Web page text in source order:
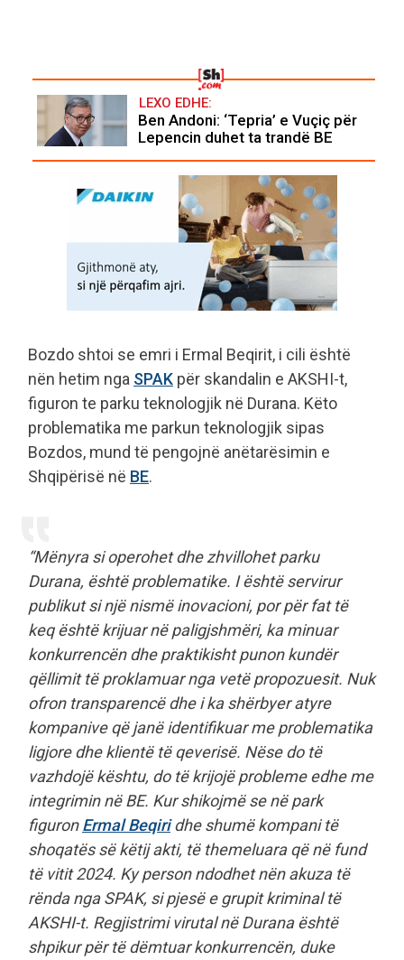
LEXO EDHE:
Ben Andoni: ‘Tepria’ e Vuçiç për
Lepencin duhet ta trandë BE
Bozdo shtoi se emri i Ermal Beqirit, i cili është
nën hetim nga SPAK për skandalin e AKSHI-t,
figuron te parku teknologjik në Durana. Këto
problematika me parkun teknologjik sipas
Bozdos, mund të pengojnë anëtarësimin e
Shqipërisë në BE.
“Mënyra si operohet dhe zhvillohet parku
Durana, është problematike. I është servirur
publikut si një nismë inovacioni, por për fat të
keq është krijuar në paligjshmëri, ka minuar
konkurrencën dhe praktikisht punon kundër
qëllimit të proklamuar nga vetë propozuesit. Nuk
ofron transparencë dhe i ka shërbyer atyre
kompanive që janë identifikuar me problematika
ligjore dhe klientë të qeverisë. Nëse do të
vazhdojë kështu, do të krijojë probleme edhe me
integrimin në BE. Kur shikojmë se në park
figuronErmal Beqiridhe shumë kompani të
shoqatës së këtij akti, të themeluara që në fund
të vitit 2024. Ky person ndodhet nën akuza të
rënda nga SPAK, si pjesë e grupit kriminal të
AKSHI-t. Regjistrimi virutal në Durana është
shpikur për të dëmtuar konkurrencën, duke